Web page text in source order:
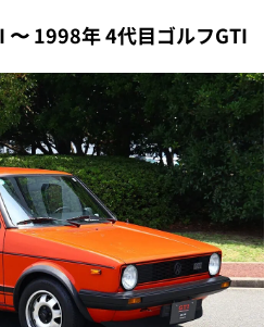
〜 1998年 4代目ゴルフGTI